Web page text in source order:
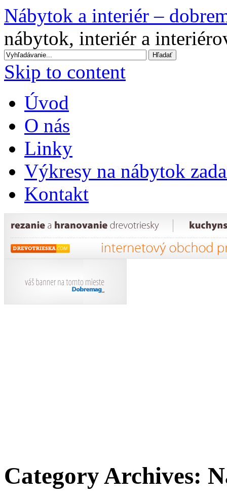
Nábytok a interiér –
nábytok, interiér a
Skip to content
Úvod
O nás
Linky
Výkresy na nábytok
Kontakt
Category Archives: